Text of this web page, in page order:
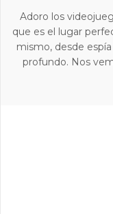
Adoro los
que es el lugar
mismo, desde
profundo. Nos